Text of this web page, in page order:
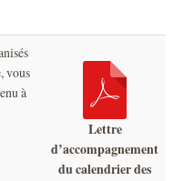
vous
à
Lettre
d’accompagnement
du calendrier des